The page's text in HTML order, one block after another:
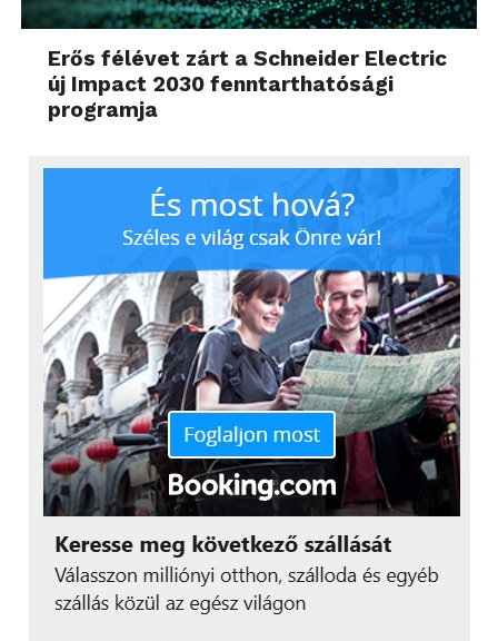
Erős félévet zárt a Schneider Electric
új Impact 2030 fenntarthatósági
programja